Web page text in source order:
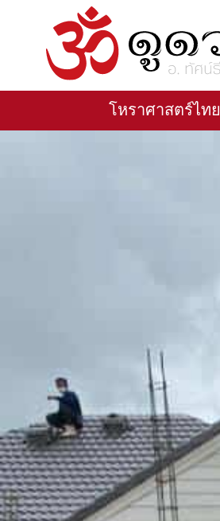
โหราศาสตร์ไทย